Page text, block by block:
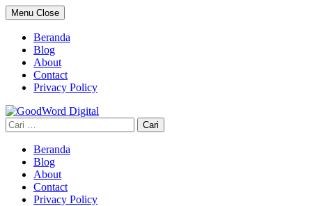
Skip
to
content
Menu Close
Beranda
Blog
About
Contact
Privacy Policy
Cari
untuk:
Beranda
Blog
About
Contact
Privacy Policy